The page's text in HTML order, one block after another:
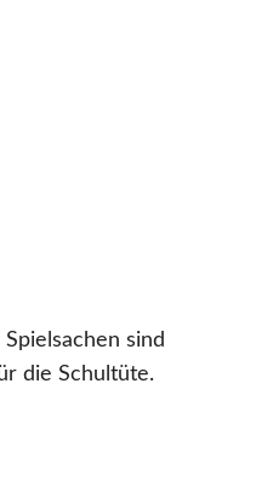
sind
die Schultüte.